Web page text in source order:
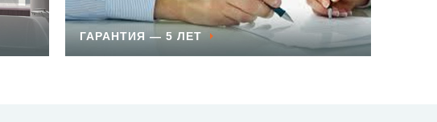
ГАРАНТИЯ — 5 ЛЕТ